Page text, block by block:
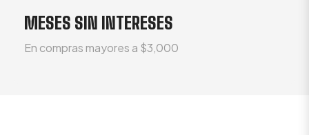
MESES SIN INTERESES
En compras mayores a $3,000